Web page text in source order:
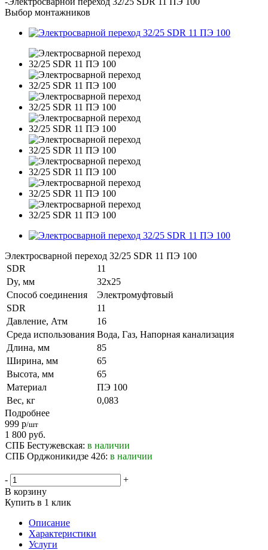
Выбор монтажников
Электросварной переход 32/25 SDR 11 ПЭ 100
SDR
11
Dy, мм
32х25
Способ соединения
Электромуфтовый
SDR
11
Давление, Атм
16
Среда использования Вода, Газ, Напорная канализация
Длина, мм
85
Ширина, мм
65
Высота, мм
65
Материал
ПЭ 100
Вес, кг
0,083
Подробнее
999 р/шт
1 800 руб.
СПБ Бестужевская: в наличии
СПБ Орджоникидзе 42б: в наличии
-
+
В корзину
Купить в 1 клик
Описание
Характеристики
Услуги